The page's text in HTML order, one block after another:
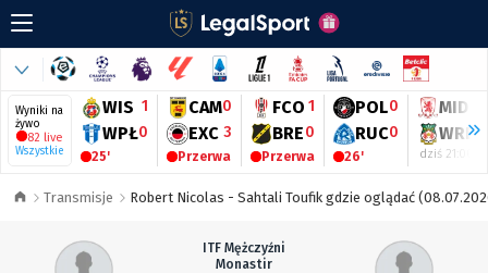
Wyniki na
żywo
82 live
Wszystkie
WIS 1
WPŁ0
25'
CAM0
EXC 3
Przerwa
FCO 1
BRE0
Przerwa
POL0
RUC0
26'
MID
WRE-
dziś 21:00
Transmisje Robert Nicolas - Sahtali Toufik gdzie oglądać
ITF Mężczyźni
Monastir